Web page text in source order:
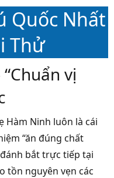
Quốc Nhất
Thử
vị
Hàm Ninh luôn là cái
“ăn đúng chất
bắt trực tiếp tại
tồn nguyên vẹn các